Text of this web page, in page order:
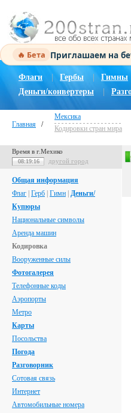
🔥 Бета Приглашаем на
Флаги Гербы Гимны
Деньги/конвертеры
Главная /
Мексика
Кодировки стран мира
Время в г.Мехико
08:19:17 другой город
Общая информация
Флаг Герб Гимн Деньги/
Купюры
Национальные символы
Аренда машин
Кодировка
Вооруженные силы
Фотогалерея
Телефонные коды
Аэропорты
Метро
Карты
Посольства
Погода
Разговорник
Сотовая связь
Интернет
Автомобильные номера